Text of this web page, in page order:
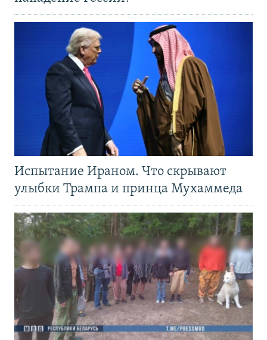
Испытание Ираном. Что скрывают
улыбки Трампа и принца Мухаммеда